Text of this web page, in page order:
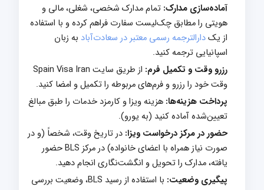
آماده‌سازی مدارک: تمام مدارک شخصی، شغلی، مالی و
هویتی را مطابق چک‌لیست سفارت فراهم کرده و با استفاده
از یکدارالترجمه رسمی معتبر در سعادت‌آباد به زبان
اسپانیایی ترجمه کنید.
رزرو وقت و تکمیل فرم:
از طریق سایت Spain Visa Iran
وقت خود را رزرو و فرم‌های مربوطه را تکمیل و امضا کنید.
پرداخت هزینه‌ها: هزینه ویزا و کارمزد خدمات را طبق مبالغ
تعیین‌شده آماده کنید (به یورو).
حضور در مرکز درخواست ویزا: در تاریخ وقت، شخصاً (و در
صورت نیاز همراه با اعضای خانواده) در مرکز BLS حضور
یافته، مدارک را تحویل و انگشت‌نگاری انجام دهید.
پیگیری وضعیت:
با استفاده از رسید BLS، وضعیت بررسی